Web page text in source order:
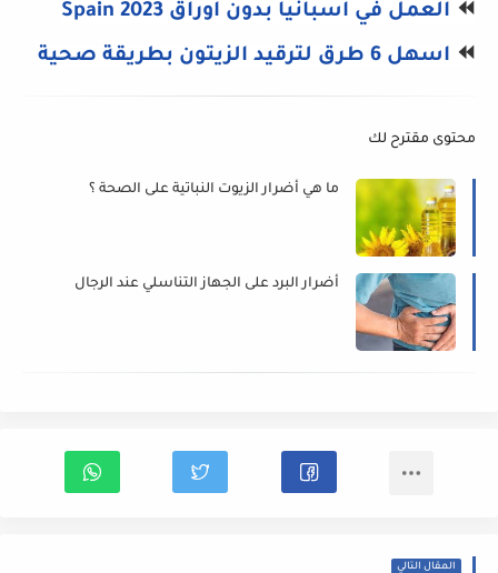
⏪ العمل في اسبانيا بدون اوراق Spain 2023
⏪ اسهل 6 طرق لترقيد الزيتون بطريقة صحية
محتوى مقترح لك
ما هي أضرار الزيوت النباتية على الصحة ؟
أضرار البرد على الجهاز التناسلي عند الرجال
المقال التالي